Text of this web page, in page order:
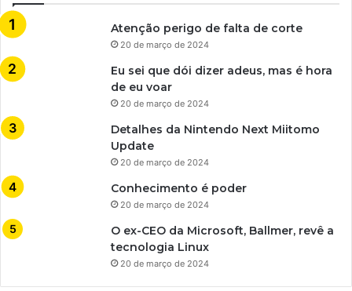
Atenção perigo de falta de corte
20 de março de 2024
Eu sei que dói dizer adeus, mas é hora
de eu voar
20 de março de 2024
Detalhes da Nintendo Next Miitomo
Update
20 de março de 2024
Conhecimento é poder
20 de março de 2024
O ex-CEO da Microsoft, Ballmer, revê a
tecnologia Linux
20 de março de 2024